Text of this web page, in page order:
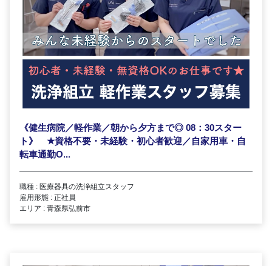
《健生病院／軽作業／朝から夕方まで◎ 08：30スター
ト》 ★資格不要・未経験・初心者歓迎／自家用車・自
転車通勤O...
職種 : 医療器具の洗浄組立スタッフ
雇用形態 : 正社員
エリア : 青森県弘前市